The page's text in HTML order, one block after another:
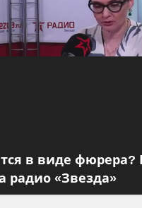
в виде фюрера?
радио «Звезда»